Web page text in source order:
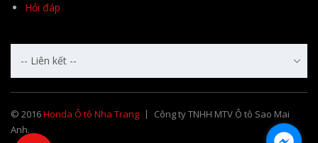
Hỏi đáp
-- Liên kết --
© 2016Honda Ô tô Nha Trang
Công ty TNHH MTV Ô tô Sao Mai
Anh.